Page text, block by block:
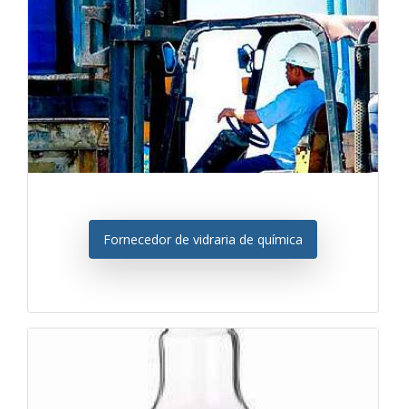
Fornecedor de vidraria de química